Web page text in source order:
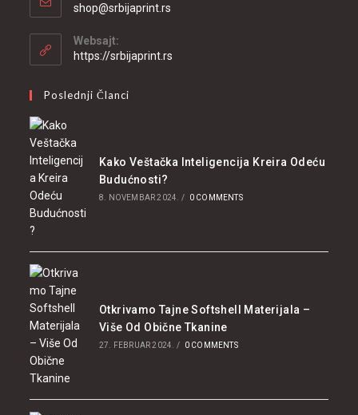
shop@srbijaprint.rs
Websajt:
https://srbijaprint.rs
Poslednji Članci
Kako Veštačka Inteligencija Kreira Odeću
Budućnosti?
8. NOVEMBAR 2024. / 0 COMMENTS
Otkrivamo Tajne Softshell Materijala –
Više Od Obične Tkanine
27. FEBRUAR 2024. / 0 COMMENTS